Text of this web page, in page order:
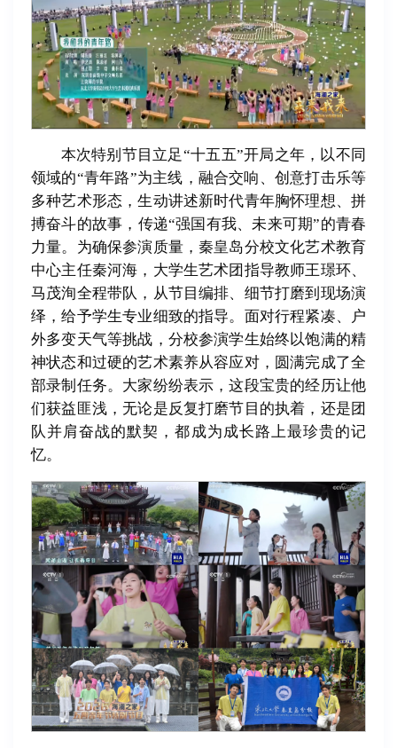
本次特别节目立足“十五五”开局之年，以不同
领域的“青年路”为主线，融合交响、创意打击乐等
多种艺术形态，生动讲述新时代青年胸怀理想、拼
搏奋斗的故事，传递“强国有我、未来可期”的青春
力量。为确保参演质量，秦皇岛分校文化艺术教育
中心主任秦河海，大学生艺术团指导教师王璟环、
马茂洵全程带队，从节目编排、细节打磨到现场演
绎，给予学生专业细致的指导。面对行程紧凑、户
外多变天气等挑战，分校参演学生始终以饱满的精
神状态和过硬的艺术素养从容应对，圆满完成了全
部录制任务。大家纷纷表示，这段宝贵的经历让他
们获益匪浅，无论是反复打磨节目的执着，还是团
队并肩奋战的默契，都成为成长路上最珍贵的记
忆。